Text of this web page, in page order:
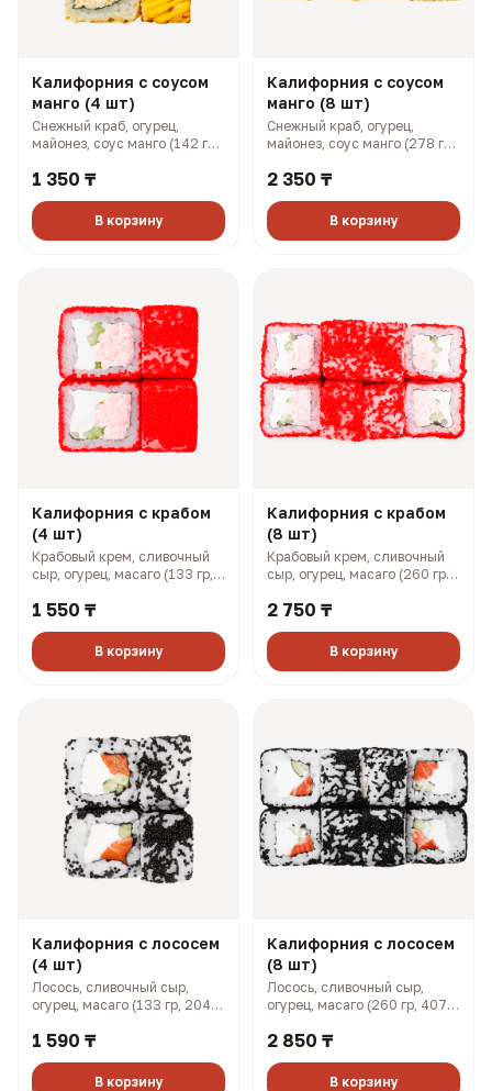
Калифорния с соусом
манго (4 шт)
Снежный краб, огурец,
майонез, соус манго (142 гр,
1 350 ₸
В корзину
Калифорния с соусом
манго (8 шт)
Снежный краб, огурец,
майонез, соус манго (278 гр,
2 350 ₸
В корзину
Калифорния с крабом
(4 шт)
Крабовый крем, сливочный
сыр, огурец, масаго (133 гр,
1 550 ₸
В корзину
Калифорния с крабом
(8 шт)
Крабовый крем, сливочный
сыр, огурец, масаго (260 гр,
2 750 ₸
В корзину
Калифорния с лососем
(4 шт)
Лосось, сливочный сыр,
огурец, масаго (133 гр, 204
1 590 ₸
В корзину
Калифорния с лососем
(8 шт)
Лосось, сливочный сыр,
огурец, масаго (260 гр, 407
2 850 ₸
В корзину